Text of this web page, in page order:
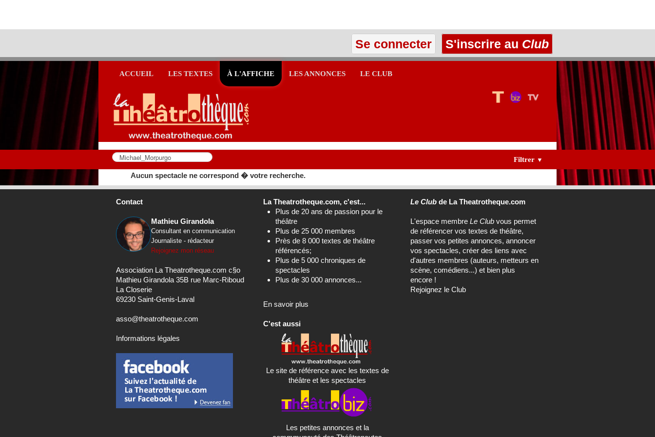
Se connecter S'inscrire au Club
ACCUEIL LES TEXTES À L'AFFICHE LES ANNONCES LE CLUB
Filtrer ▼
Aucun spectacle ne correspond � votre recherche.
Contact
Mathieu Girandola
Consultant en communication
Journaliste - rédacteur
Rejoignez mon réseau
Association La Theatrotheque.com c§o
Mathieu Girandola 35B rue Marc-Riboud
La Closerie
69230 Saint-Genis-Laval
asso@theatrotheque.com
Informations légales
La Theatrotheque.com, c'est...
Plus de 20 ans de passion pour le
théâtre
Plus de 25 000 membres
Près de 8 000 textes de théâtre
référencés;
Plus de 5 000 chroniques de
spectacles
Plus de 30 000 annonces...
En savoir plus
C'est aussi
Le site de référence avec les textes de
théâtre et les spectacles
Les petites annonces et la
Le Club de La Theatrotheque.com
L'espace membreLe Club vous permet
de référencer vos textes de théâtre,
passer vos petites annonces, annoncer
vos spectacles, créer des liens avec
d'autres membres (auteurs, metteurs en
scène, comédiens...) et bien plus
encore !
Rejoignez le Club